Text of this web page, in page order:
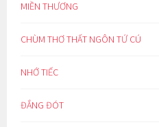
MIỀN THƯƠNG
CHÙM THƠ THẤT NGÔN TỨ CÚ
NHỚ TIẾC
ĐẮNG ĐÓT